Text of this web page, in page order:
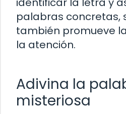
palabras concretas,
también promueve
la atención.
Adivina la
misteriosa